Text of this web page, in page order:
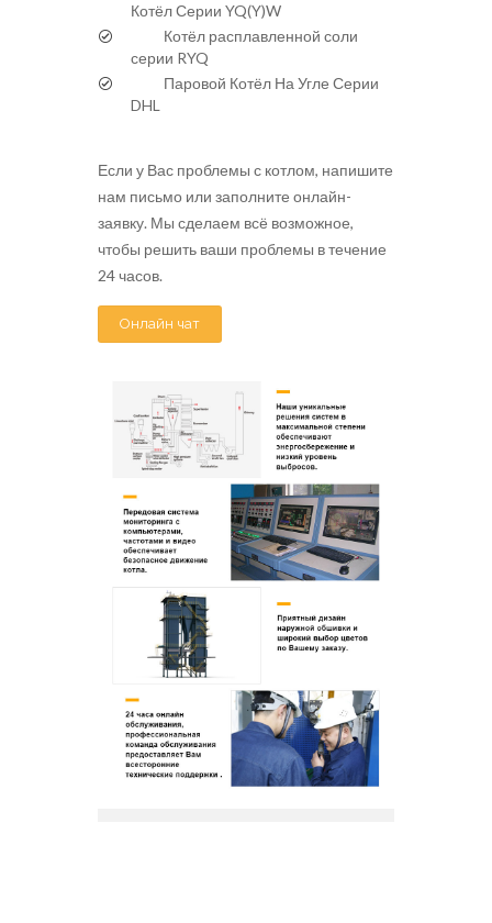
Котёл Серии YQ(Y)W
Котёл расплавленной соли
серии RYQ
Паровой Котёл На Угле Серии
DHL
Если у Вас проблемы с котлом, напишите
нам письмо или заполните онлайн-
заявку. Мы сделаем всё возможное,
чтобы решить ваши проблемы в течение
24 часов.
Онлайн чат